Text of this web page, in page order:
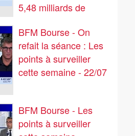
5,48 milliards de
BFM Bourse - On
refait la séance : Les
points à surveiller
cette semaine - 22/07
BFM Bourse - Les
points à surveiller